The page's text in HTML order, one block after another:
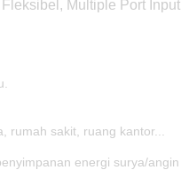
Fleksibel, Multiple Port Input
rumah sakit, ruang kantor...
energi surya/angin